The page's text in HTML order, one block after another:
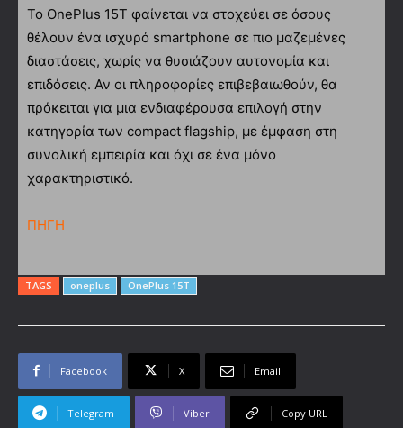
Το OnePlus 15T φαίνεται να στοχεύει σε όσους
θέλουν ένα ισχυρό smartphone σε πιο μαζεμένες
διαστάσεις, χωρίς να θυσιάζουν αυτονομία και
επιδόσεις. Αν οι πληροφορίες επιβεβαιωθούν, θα
πρόκειται για μια ενδιαφέρουσα επιλογή στην
κατηγορία των compact flagship, με έμφαση στη
συνολική εμπειρία και όχι σε ένα μόνο
χαρακτηριστικό.
ΠΗΓΗ
TAGS oneplus OnePlus 15T
Facebook X Email
Telegram Viber Copy URL